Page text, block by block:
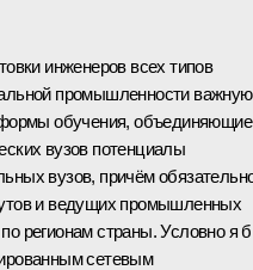
инженеров всех типов
промышленности важную
формы обучения, объединяющие
вузов потенциалы
вузов, причём
и ведущих промышленных
регионам страны. Условно я
сетевым